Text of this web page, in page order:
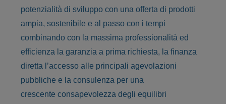
potenzialità di sviluppo con una offerta di prodotti
ampia, sostenibile e al passo con i tempi
combinando con la massima professionalità ed
efficienza la garanzia a prima richiesta, la finanza
diretta l’accesso alle principali agevolazioni
pubbliche e la consulenza per una
crescente consapevolezza degli equilibri